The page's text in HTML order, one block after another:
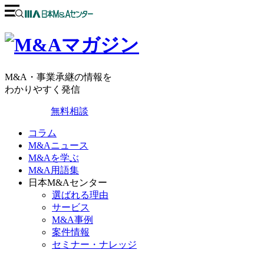
M&A・事業承継の情報を
わかりやすく発信
無料相談
コラム
M&Aニュース
M&Aを学ぶ
M&A用語集
日本M&Aセンター
選ばれる理由
サービス
M&A事例
案件情報
セミナー・ナレッジ